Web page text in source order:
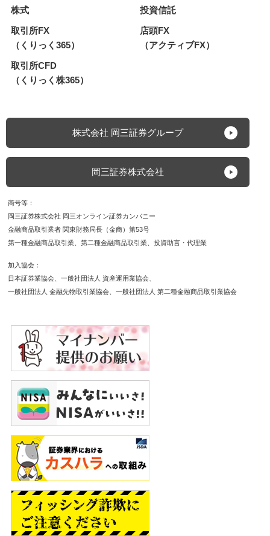
株式
投資信託
取引所FX
（くりっく365）
店頭FX
（アクティブFX）
取引所CFD
（くりっく株365）
株式会社 岡三証券グループ
岡三証券株式会社
商号等
岡三証券株式会社 岡三オンライン証券カンパニー
金融商品取引業者 関東財務局長（金商）第53号
第一種金融商品取引業
第二種金融商品取引業 投資助言・代理業
加入協会
日本証券業協会
一般社団法人 資産運用業協会
一般社団法人 金融先物取引業協会
一般社団法人 第二種金融商品取引業協会